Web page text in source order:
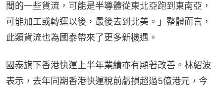
間的一些貨流，可能是半導體從東北亞跑到東南亞，
可能加工或轉運以後，最後去到北美。」整體而言，
此類貨流也為國泰帶來了更多新機遇。
國泰旗下香港快運上半年業績亦有顯著改善。林紹波
表示，去年同期香港快運稅前虧損超過5億港元，今